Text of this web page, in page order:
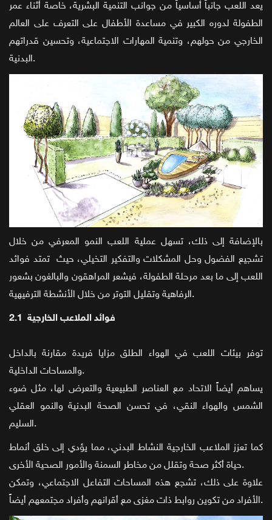
يعد اللعب جانباً أساسياً من جوانب التنمية البشرية، خاصة أثناء عمر
الطفولة لدوره الكبير في مساعدة الأطفال على التعرف على العالم
الخارجي من حولهم، وتنمية المهارات الاجتماعية، وتحسين قدراتهم
البدنية.
بالإضافة إلى ذلك، تسهل عملية اللعب النمو المعرفي من خلال
تشجيع الفضول وحل المشكلات والتفكير التخيلي، حيث تمتد فوائد
اللعب إلى ما بعد مرحلة الطفولة، فيشعر المراهقون والبالغون بشعور
الرفاهية وتقليل التوتر من خلال الأنشطة الترفيهية.
2.1 فوائد الملاعب الخارجية
توفر بيئات اللعب في الهواء الطلق مزايا فريدة مقارنة بالداخل
والمساحات الداخلية.
يساهم أيضاً الاتحاد مع العناصر الطبيعية والتعرض لها، مثل ضوء
الشمس والهواء النقي، في تحسن الصحة البدنية والنمو العقلي
السليم.
كما تعزز الملاعب الخارجية النشاط البدني، مما يؤدي إلى خلق أنماط
حياة أكثر صحة وتقلل من مخاطر السمنة والأمور الصحية الأخرى.
علاوة على ذلك، تشجع هذه المساحات التفاعل الاجتماعي، وتمكن
الأفراد من تكوين روابط ذات مغزى مع أقرانهم وأفراد مجتمعهم أيضاً.